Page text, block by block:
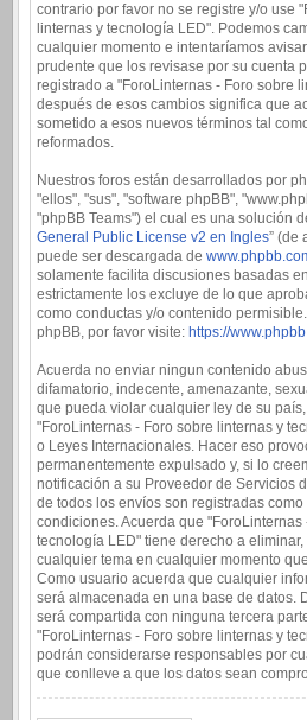
contrario por favor no se registre y/o use
linternas y tecnología LED". Podemos
cualquier momento e intentaríamos
prudente que los revisase por su cuenta
registrado a "ForoLinternas - Foro sobre
después de esos cambios significa que
sometido a esos nuevos términos tal
reformados.
Nuestros foros están desarrollados por
"ellos", "sus", "software phpBB",
"phpBB Teams") el cual es una solución
General Public License v2 en Ingles” (de
puede ser descargada de
solamente facilita discusiones basadas
estrictamente los excluye de lo que
como conductas y/o contenido
phpBB, por favor visite: https://
Acuerda no enviar ningun contenido
difamatorio, indecente, amenazante,
que pueda violar cualquier ley de su
"ForoLinternas - Foro sobre linternas y
o Leyes Internacionales. Hacer eso
permanentemente expulsado y, si lo
notificación a su Proveedor de Servicios
de todos los envíos son registradas
condiciones. Acuerda que
tecnología LED" tiene derecho a
cualquier tema en cualquier momento
Como usuario acuerda que cualquier
será almacenada en una base de datos.
será compartida con ninguna tercera
"ForoLinternas - Foro sobre linternas y
podrán considerarse responsables por
que conlleve a que los datos sean